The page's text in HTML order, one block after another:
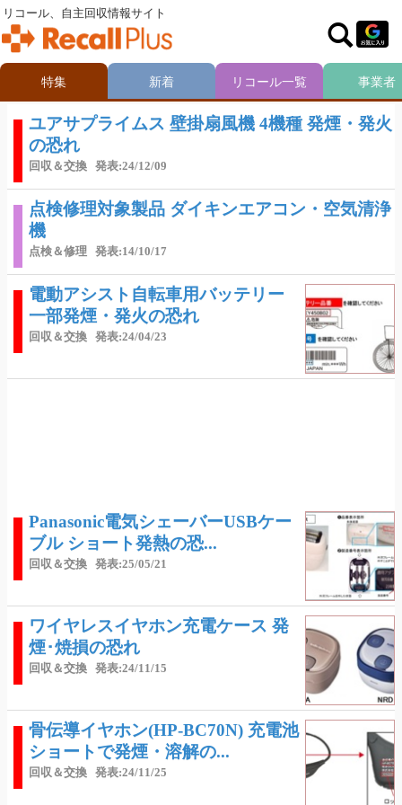
ユアサプライムス 壁掛扇風機 4機種 発煙・発火
の恐れ
回収＆交換 発表:24/12/09
点検修理対象製品 ダイキンエアコン・空気清浄
機
点検＆修理 発表:14/10/17
電動アシスト自転車用バッテリー
一部発煙・発火の恐れ
回収＆交換 発表:24/04/23
Panasonic電気シェーバーUSBケー
ブル ショート発熱の恐...
回収＆交換 発表:25/05/21
ワイヤレスイヤホン充電ケース 発
煙･焼損の恐れ
回収＆交換 発表:24/11/15
骨伝導イヤホン(HP-BC70N) 充電池
ショートで発煙・溶解の...
回収＆交換 発表:24/11/25
リコール、自主回収情報サイト
特集 新着 リコール一覧 事業者